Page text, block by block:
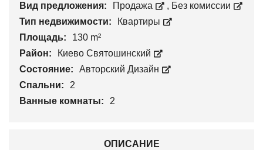
Вид предложения: Продажа , Без комиссии
Тип недвижимости:
Квартиры
Площадь:
130 m²
Район:
Киево Святошинский
Состояние:
Авторский Дизайн
Спальни:
2
Ванные комнаты:
2
ОПИСАНИЕ